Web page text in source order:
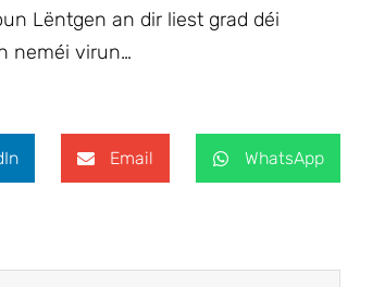
Lëntgen an dir liest grad déi
neméi virun…
Email WhatsApp